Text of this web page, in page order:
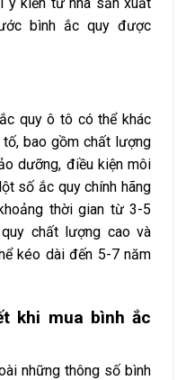
ý kiến từ nhà sản xuất
bình ắc quy được
quy ô tô có thể khác
tố, bao gồm chất lượng
dưỡng, điều kiện môi
số ắc quy chính hãng
thời gian từ 3-5
chất lượng cao và
kéo dài đến 5-7 năm
khi mua bình ắc
những thông số bình